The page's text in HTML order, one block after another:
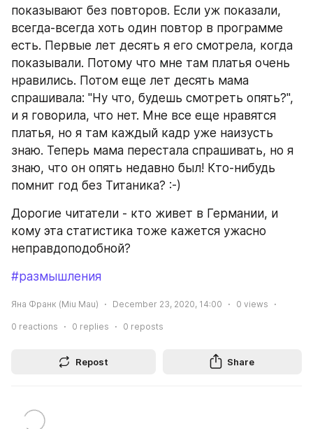
показывают без повторов. Если уж показали,
всегда-всегда хоть один повтор в программе
есть. Первые лет десять я его смотрела, когда
показывали. Потому что мне там платья очень
нравились. Потом еще лет десять мама
спрашивала: "Ну что, будешь смотреть опять?",
и я говорила, что нет. Мне все еще нравятся
платья, но я там каждый кадр уже наизусть
знаю. Теперь мама перестала спрашивать, но я
знаю, что он опять недавно был! Кто-нибудь
помнит год без Титаника? :-)
Дорогие читатели - кто живет в Германии, и
кому эта статистика тоже кажется ужасно
неправдоподобной?
#размышления
Яна Франк (Miu Mau) December 23, 2020, 14:00 0 views
0 reactions 0 replies 0 reposts
Repost Share